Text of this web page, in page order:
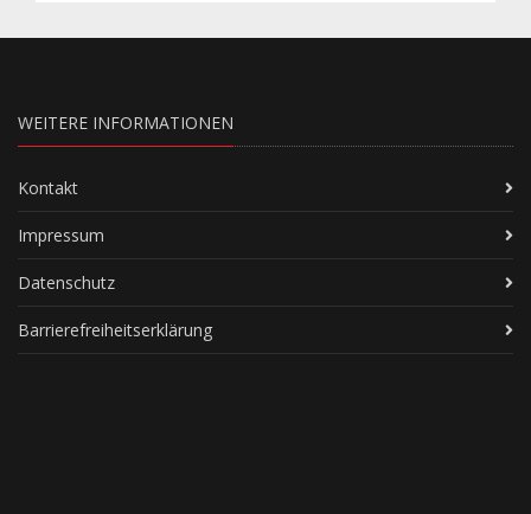
WEITERE INFORMATIONEN
Kontakt
Impressum
Datenschutz
Barrierefreiheitserklärung